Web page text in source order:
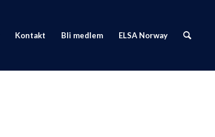
Kontakt Bli medlem ELSA Norway